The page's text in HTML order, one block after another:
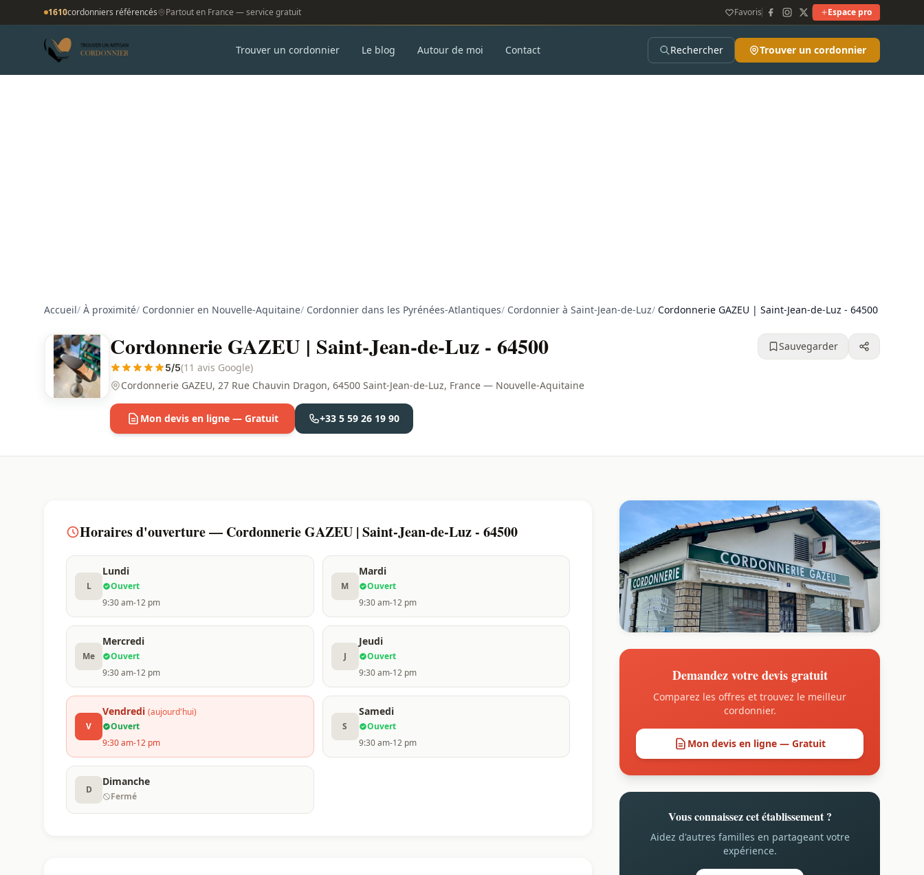
1610cordonniers référencés Partout en France — service gratuit Favoris Espace pro
Trouver un cordonnier Le blog Autour de moi Contact Rechercher Trouver un cordonnier
Accueil/ À proximité/ Cordonnier en Nouvelle-Aquitaine/ Cordonnier dans les Pyrénées-Atlantiques/ Cordonnier à Saint-Jean-de-Luz/ Cordonnerie GAZEU | Saint-Jean-de-Luz - 64500
Cordonnerie GAZEU | Saint-Jean-de-Luz - 64500
5/5(11 avis Google)
Cordonnerie GAZEU, 27 Rue Chauvin Dragon, 64500 Saint-Jean-de-Luz, France — Nouvelle-Aquitaine
Sauvegarder
Mon devis en ligne — Gratuit +33 5 59 26 19 90
Horaires d'ouverture — Cordonnerie GAZEU | Saint-Jean-de-Luz - 64500
L
Lundi
Ouvert
9:30 am-12 pm
M
Mardi
Ouvert
9:30 am-12 pm
Me
Mercredi
Ouvert
9:30 am-12 pm
J
Jeudi
Ouvert
9:30 am-12 pm
V
Vendredi (aujourd'hui)
Ouvert
9:30 am-12 pm
S
Samedi
Ouvert
9:30 am-12 pm
D
Dimanche
Fermé
Demandez votre devis gratuit
Comparez les offres et trouvez le meilleur
cordonnier.
Mon devis en ligne — Gratuit
Vous connaissez cet établissement ?
Aidez d'autres familles en partageant votre
expérience.